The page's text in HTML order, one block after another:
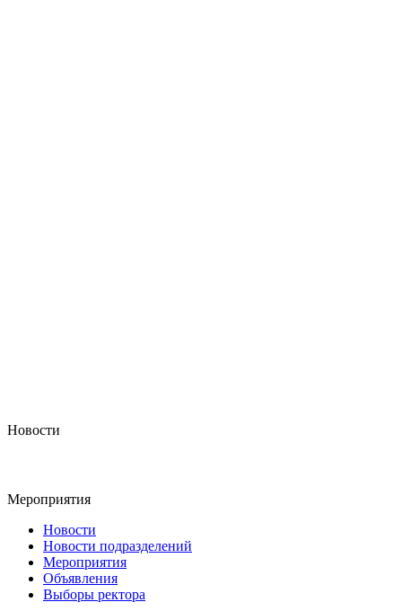
Новости
Мероприятия
Новости
Новости подразделений
Мероприятия
Объявления
Выборы ректора